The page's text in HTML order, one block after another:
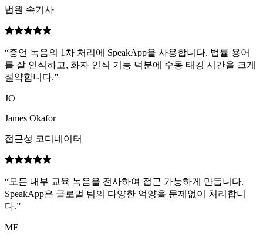
법원 속기사
“증언 녹음의 1차 처리에 SpeakApp을 사용합니다. 법률 용어
를 잘 인식하고, 화자 인식 기능 덕분에 수동 태깅 시간을 크게
절약합니다.”
JO
James Okafor
접근성 코디네이터
“모든 내부 교육 녹음을 전사하여 접근 가능하게 만듭니다.
SpeakApp은 글로벌 팀의 다양한 억양을 문제없이 처리합니
다.”
MF